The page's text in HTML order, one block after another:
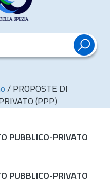
/ PROPOSTE DI
(PPP)
PUBBLICO-PRIVATO
PUBBLICO-PRIVATO